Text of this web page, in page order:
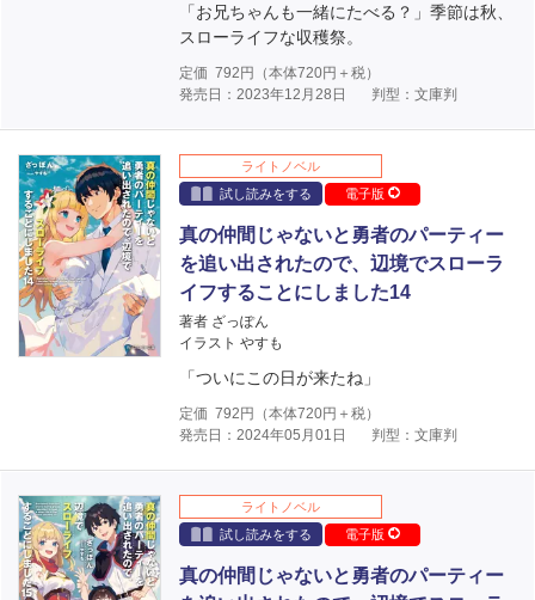
「お兄ちゃんも一緒にたべる？」季節は秋、
スローライフな収穫祭。
定価 792 円（本体720円＋税）
発売日：2023年12月28日
判型：文庫判
ライトノベル
試し読みをする
電子版
真の仲間じゃないと勇者のパーティー
を追い出されたので、辺境でスローラ
イフすることにしました14
著者 ざっぽん
イラスト やすも
「ついにこの日が来たね」
定価 792 円（本体720円＋税）
発売日：2024年05月01日
判型：文庫判
ライトノベル
試し読みをする
電子版
真の仲間じゃないと勇者のパーティー